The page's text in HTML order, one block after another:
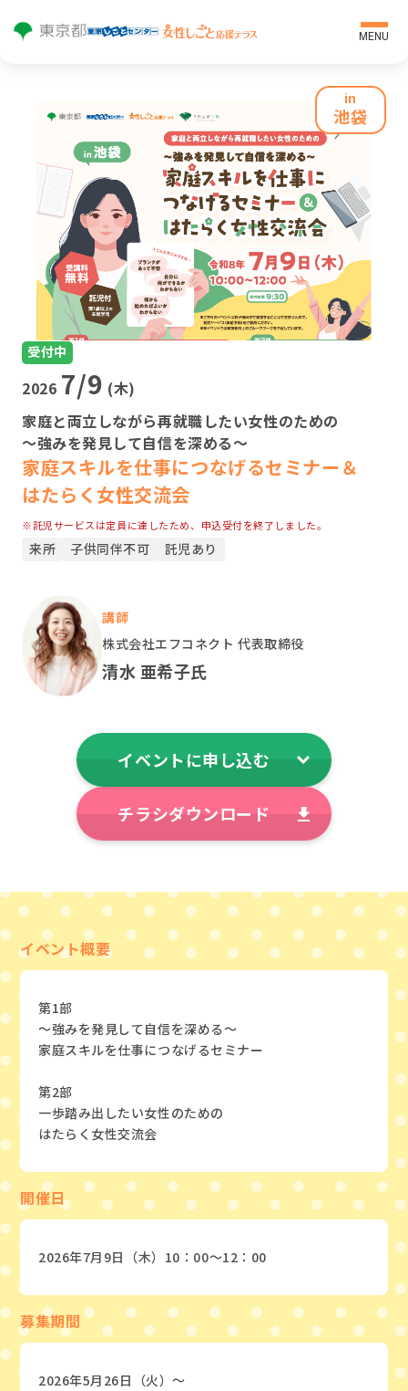
MENU
登録
マイペ
ージロ
グイン
トップページ
はじめての方へ
個別相談
セミナー・プログラム・イベント
ご利用者の声
求人紹介
オンライン就職支援
利用方法・アクセス
よくあるご質問
お問い合わせ
企業の方はこちら
in
池袋
受付中
2026 7/9 (木)
家庭と両立しながら再就職したい女性のための
～強みを発見して自信を深める～
家庭スキルを仕事につなげるセミナー＆
はたらく女性交流会
※託児サービスは定員に達したため、申込受付を終了しました。
来所 子供同伴不可 託児あり
講師
株式会社エフコネクト 代表取締役
清水 亜希子氏
イベントに申し込む
チラシダウンロード
イベント概要
第1部
～強みを発見して自信を深める～
家庭スキルを仕事につなげるセミナー
第2部
一歩踏み出したい女性のための
はたらく女性交流会
開催日
2026年7月9日（木）10：00〜12：00
募集期間
2026年5月26日（火）～